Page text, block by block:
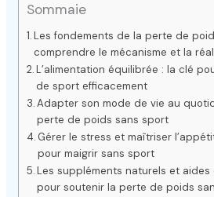
Sommaie
Les fondements de la perte de
comprendre le mécanisme et la
L’alimentation équilibrée : la clé
de sport efficacement
Adapter son mode de vie au
perte de poids sans sport
Gérer le stress et maîtriser
pour maigrir sans sport
Les suppléments naturels et aides
pour soutenir la perte de poids